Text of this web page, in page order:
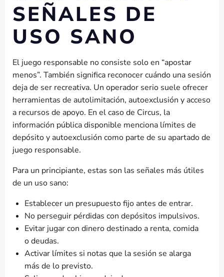
SEÑALES DE
USO SANO
El juego responsable no consiste solo en “apostar
menos”. También significa reconocer cuándo una sesión
deja de ser recreativa. Un operador serio suele ofrecer
herramientas de autolimitación, autoexclusión y acceso
a recursos de apoyo. En el caso de Circus, la
información pública disponible menciona límites de
depósito y autoexclusión como parte de su apartado de
juego responsable.
Para un principiante, estas son las señales más útiles
de un uso sano:
Establecer un presupuesto fijo antes de entrar.
No perseguir pérdidas con depósitos impulsivos.
Evitar jugar con dinero destinado a renta, comida
o deudas.
Activar límites si notas que la sesión se alarga
más de lo previsto.